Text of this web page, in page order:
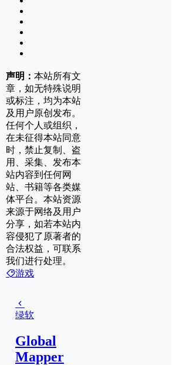
声明： 本站所有文
章，如无特殊说明
或标注，均为本站
及用户原创发布。
任何个人或组织，
在未征得本站同意
时，禁止复制、盗
用、采集、发布本
站内容到任何网
站、书籍等各类媒
体平台。本站资源
来源于网络及用户
分享，如若本站内
容侵犯了原著者的
合法权益，可联系
我们进行处理。
游戏
绿软
Global
Mapper